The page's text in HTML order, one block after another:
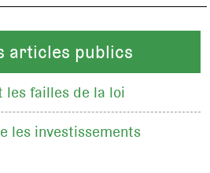
articles publics
les failles de la loi
les investissements